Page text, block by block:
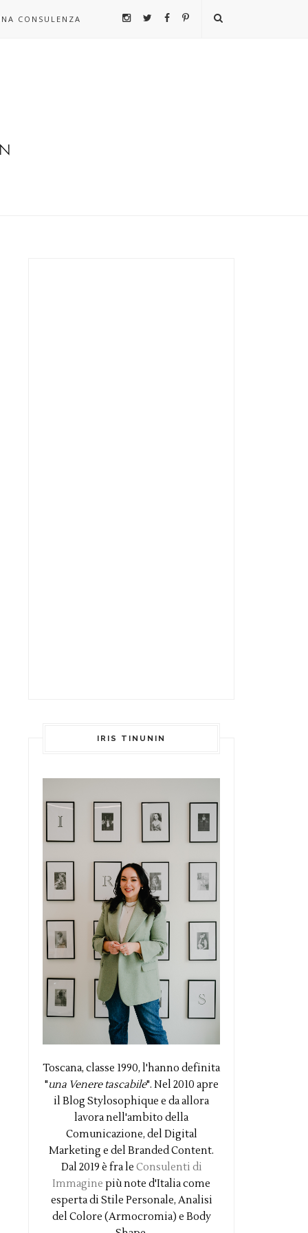
CONSULENZA
IRIS TINUNIN
Toscana, classe 1990, l'hanno definita
"una Venere tascabile". Nel 2010 apre
il Blog Stylosophique e da allora
lavora nell'ambito della
Comunicazione, del Digital
Marketing e del Branded Content.
Dal 2019 è fra le Consulenti di
Immagine più note d'Italia come
esperta di Stile Personale, Analisi
del Colore (Armocromia) e Body